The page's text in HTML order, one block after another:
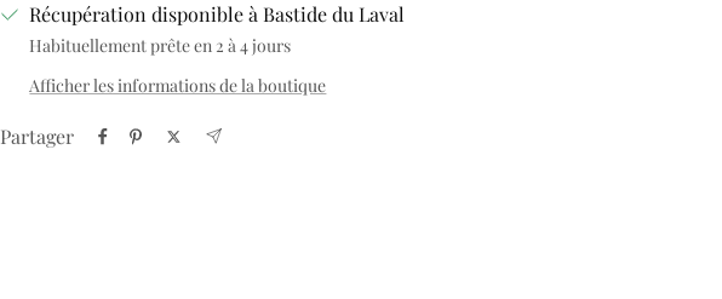
Récupération disponible à Bastide du Laval
Habituellement prête en 2 à 4 jours
Afficher les informations de la boutique
Partager